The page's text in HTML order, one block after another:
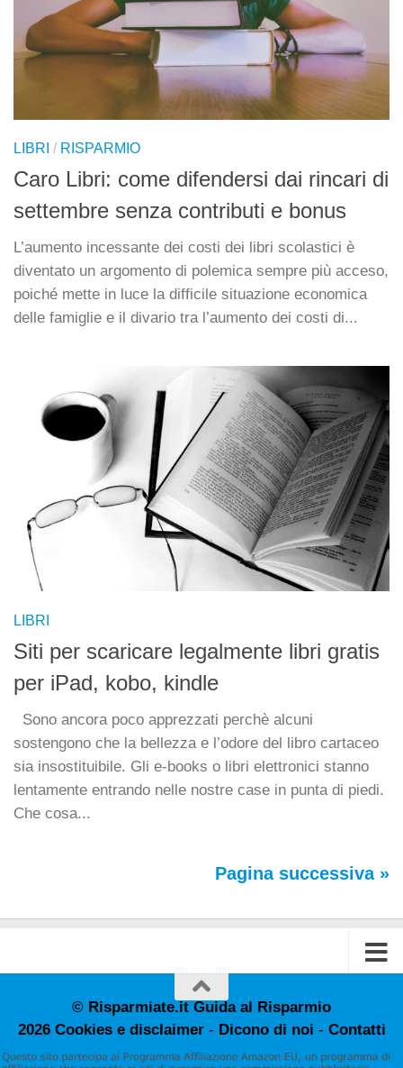
LIBRI / RISPARMIO
Caro Libri: come difendersi dai rincari di
settembre senza contributi e bonus
L’aumento incessante dei costi dei libri scolastici è
diventato un argomento di polemica sempre più acceso,
poiché mette in luce la difficile situazione economica
delle famiglie e il divario tra l’aumento dei costi di...
LIBRI
Siti per scaricare legalmente libri gratis
per iPad, kobo, kindle
Sono ancora poco apprezzati perchè alcuni
sostengono che la bellezza e l’odore del libro cartaceo
sia insostituibile. Gli e-books o libri elettronici stanno
lentamente entrando nelle nostre case in punta di piedi.
Che cosa...
Pagina successiva »
© Risparmiate.it Guida al Risparmio
2026 Cookies e disclaimer- Dicono di noi - Contatti